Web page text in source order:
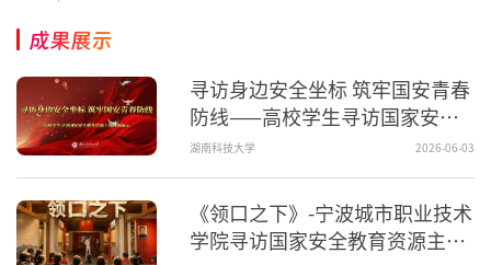
成果展示
寻访身边安全坐标 筑牢国安青春
防线——高校学生寻访国家安全
教育资源主题视频展示
湖南科技大学 2026-06-03
《领口之下》-宁波城市职业技术
学院寻访国家安全教育资源主题